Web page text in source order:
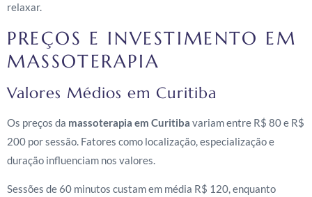
relaxar.
PREÇOS E INVESTIMENTO EM
MASSOTERAPIA
Valores Médios em Curitiba
Os preços da massoterapia em Curitiba variam entre R$ 80 e R$
200 por sessão. Fatores como localização, especialização e
duração influenciam nos valores.
Sessões de 60 minutos custam em média R$ 120, enquanto